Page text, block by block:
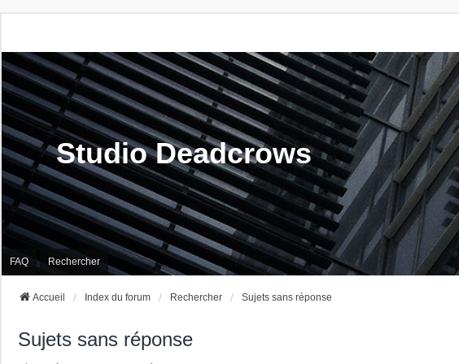
Studio Deadcrows
FAQ Rechercher
Accueil Index du forum Rechercher Sujets sans réponse
Sujets sans réponse